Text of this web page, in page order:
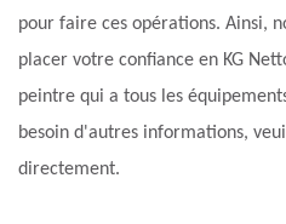
pour faire ces opérations. Ainsi,
placer votre confiance en KG
peintre qui a tous les
besoin d'autres informations,
directement.